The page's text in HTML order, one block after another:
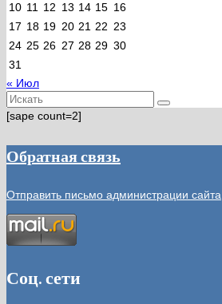
10 11 12 13 14 15 16
17 18 19 20 21 22 23
24 25 26 27 28 29 30
31
« Июл
Искать:
[sape count=2]
Обратная связь
Отправить письмо администрации сайта
Соц. сети